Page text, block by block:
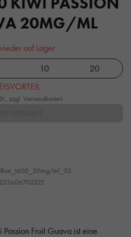
20MG/ML
auf Lager
10 20
zzgl. Versandkosten
ml_02
Fruit Guava ist eine